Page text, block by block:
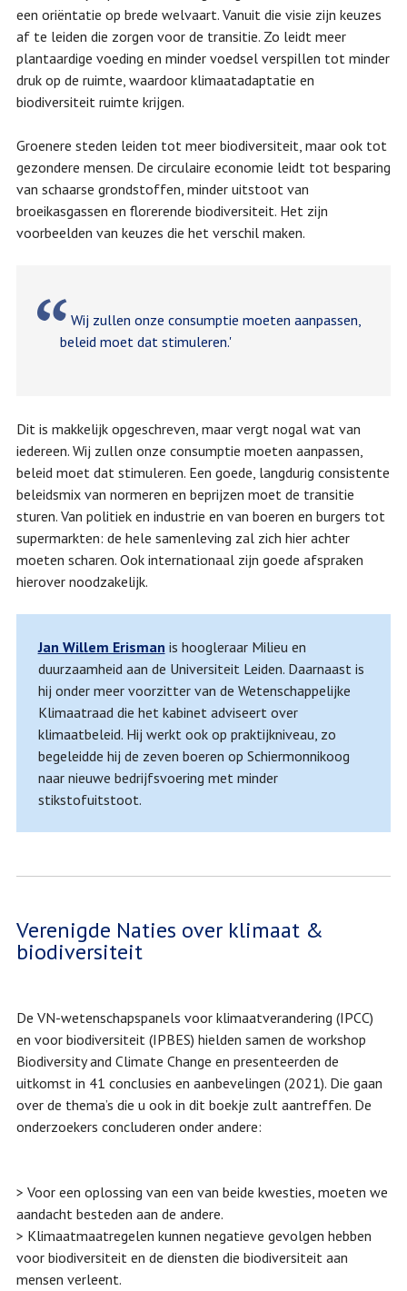
een oriëntatie op brede welvaart. Vanuit die visie zijn keuzes
af te leiden die zorgen voor de transitie. Zo leidt meer
plantaardige voeding en minder voedsel verspillen tot minder
druk op de ruimte, waardoor klimaatadaptatie en
biodiversiteit ruimte krijgen.
Groenere steden leiden tot meer biodiversiteit, maar ook tot
gezondere mensen. De circulaire economie leidt tot besparing
van schaarse grondstoffen, minder uitstoot van
broeikasgassen en florerende biodiversiteit. Het zijn
voorbeelden van keuzes die het verschil maken.
Wij zullen onze consumptie moeten aanpassen,
beleid moet dat stimuleren.'
Dit is makkelijk opgeschreven, maar vergt nogal wat van
iedereen. Wij zullen onze consumptie moeten aanpassen,
beleid moet dat stimuleren. Een goede, langdurig consistente
beleidsmix van normeren en beprijzen moet de transitie
sturen. Van politiek en industrie en van boeren en burgers tot
supermarkten: de hele samenleving zal zich hier achter
moeten scharen. Ook internationaal zijn goede afspraken
hierover noodzakelijk.
Jan Willem Erisman is hoogleraar Milieu en
duurzaamheid aan de Universiteit Leiden. Daarnaast is
hij onder meer voorzitter van de Wetenschappelijke
Klimaatraad die het kabinet adviseert over
klimaatbeleid. Hij werkt ook op praktijkniveau, zo
begeleidde hij de zeven boeren op Schiermonnikoog
naar nieuwe bedrijfsvoering met minder
stikstofuitstoot.
Verenigde Naties over klimaat &
biodiversiteit
De VN-wetenschapspanels voor klimaatverandering (IPCC)
en voor biodiversiteit (IPBES) hielden samen de workshop
Biodiversity and Climate Change en presenteerden de
uitkomst in 41 conclusies en aanbevelingen (2021). Die gaan
over de thema’s die u ook in dit boekje zult aantreffen. De
onderzoekers concluderen onder andere:
> Voor een oplossing van een van beide kwesties, moeten we
aandacht besteden aan de andere.
> Klimaatmaatregelen kunnen negatieve gevolgen hebben
voor biodiversiteit en de diensten die biodiversiteit aan
mensen verleent.